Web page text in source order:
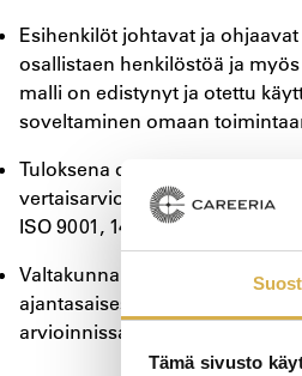
Tämä sivusto
Esihenkilöt johtavat ja
osallistaen henkilöstöä ja
malli on edistynyt ja otettu
soveltaminen omaan
Tuloksena on uuden
vertaisarvioinnit, ulkoiset
ISO 9001, 14001, 45001 –>
Valtakunnallisten
ajantasaisesti ammatillisen
arvioinnissa.